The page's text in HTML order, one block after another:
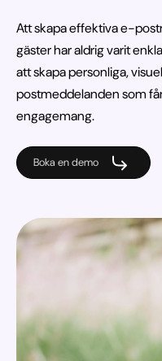
Att skapa effektiva e-
gäster har aldrig varit
att skapa personliga,
postmeddelanden som
engagemang.
Boka en demo